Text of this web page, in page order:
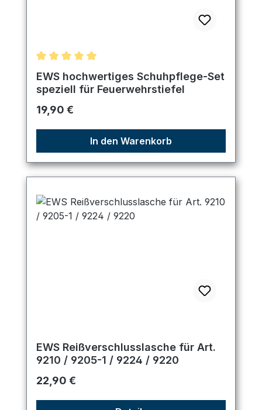
Durchschnittliche Bewertung von 5 von 5 Sternen
EWS hochwertiges Schuhpflege-Set
speziell für Feuerwehrstiefel
Regulärer Preis:
19,90 €
In den Warenkorb
EWS Reißverschlusslasche für Art.
9210 / 9205-1 / 9224 / 9220
Regulärer Preis:
22,90 €